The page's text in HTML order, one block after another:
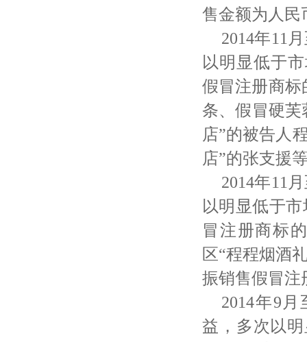
售金额为人民
2014年11
以明显低于
假冒注册商标
条、假冒硬芙
店”的被告人
店”的张支援
2014年11
以明显低于
冒注册商标
区“程程烟酒
振销售假冒注
2014年9
益，多次以